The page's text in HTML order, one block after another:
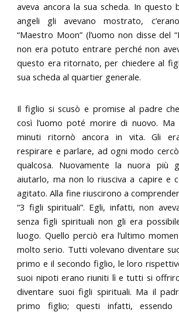
aveva ancora la sua scheda. In questo
angeli gli avevano mostrato,
“Maestro Moon” (l’uomo non disse del
non era potuto entrare perché non
questo era ritornato, per chiedere al
sua scheda al quartier generale.
Il figlio si scusò e promise al padre
così l’uomo poté morire di nuovo.
minuti ritornò ancora in vita. Gli
respirare e parlare, ad ogni modo
qualcosa. Nuovamente la nuora più
aiutarlo, ma non lo riusciva a capire e
agitato. Alla fine riuscirono a
“3 figli spirituali”. Egli, infatti, non
senza figli spirituali non gli era
luogo. Quello perciò era l’ultimo
molto serio. Tutti volevano diventare
primo e il secondo figlio, le loro
suoi nipoti erano riuniti lì e tutti si
diventare suoi figli spirituali. Ma il
primo figlio; questi infatti, essendo